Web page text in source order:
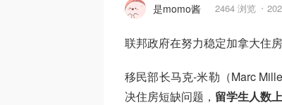
是momo酱 2464 浏览
联邦政府在努力稳定加拿大住
移民部长马克-米勒（Marc
决住房短缺问题， 留学生人数